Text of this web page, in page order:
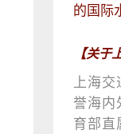
的国际
【关于
上海交
誉海内
育部直